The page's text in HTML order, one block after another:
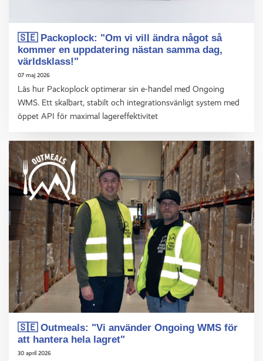
🇸🇪 Packoplock: "Om vi vill ändra något så
kommer en uppdatering nästan samma dag,
världsklass!"
07 maj 2026
Läs hur Packoplock optimerar sin e-handel med Ongoing
WMS. Ett skalbart, stabilt och integrationsvänligt system med
öppet API för maximal lagereffektivitet
🇸🇪 Outmeals: "Vi använder Ongoing WMS för
att hantera hela lagret"
30 april 2026